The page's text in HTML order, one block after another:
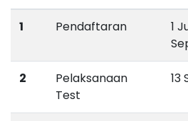
1 Pendaftaran
1
2
Pelaksanaan
Test
13